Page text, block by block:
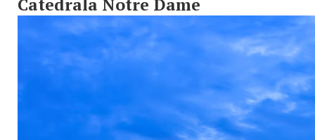
Catedrala Notre Dame